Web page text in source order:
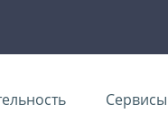
Сервисы